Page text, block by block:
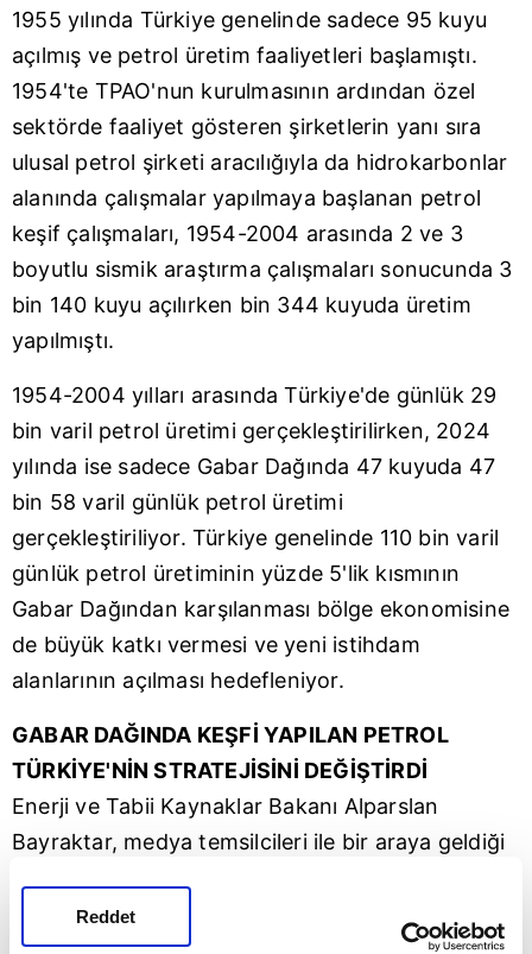
Reddet
1955 yılında Türkiye genelinde sadece 95 kuyu
açılmış ve petrol üretim faaliyetleri başlamıştı.
1954'te TPAO'nun kurulmasının ardından özel
sektörde faaliyet gösteren şirketlerin yanı sıra
ulusal petrol şirketi aracılığıyla da hidrokarbonlar
alanında çalışmalar yapılmaya başlanan petrol
keşif çalışmaları, 1954-2004 arasında 2 ve 3
boyutlu sismik araştırma çalışmaları sonucunda 3
bin 140 kuyu açılırken bin 344 kuyuda üretim
yapılmıştı.
1954-2004 yılları arasında Türkiye'de günlük 29
bin varil petrol üretimi gerçekleştirilirken, 2024
yılında ise sadece GabarDağında 47 kuyuda 47
bin 58 varil günlük petrol üretimi
gerçekleştiriliyor. Türkiye genelinde 110 bin varil
günlük petrol üretiminin yüzde 5'lik kısmının
Gabar Dağından karşılanması bölge ekonomisine
de büyük katkı vermesi ve yeni istihdam
alanlarının açılması hedefleniyor.
GABAR DAĞINDA KEŞFİ YAPILAN PETROL
TÜRKİYE'NİN STRATEJİSİNİ DEĞİŞTİRDİ
Enerji ve Tabii Kaynaklar Bakanı Alparslan
Bayraktar, medya temsilcileri ile bir araya geldiği
Somali görevi, Karadeniz gazı ve Gabar
petrolündeki son durum başta olmak üzere